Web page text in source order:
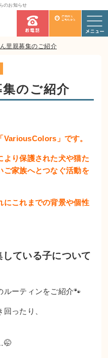
のお知らせ
里親募集のご紹介
のご紹介
VariousColors」です。
より保護された犬や猫た
ご家族へとつなぐ活動を
にこれまでの背景や個性
している子について
ルーティンをご紹介🐾
ったり、